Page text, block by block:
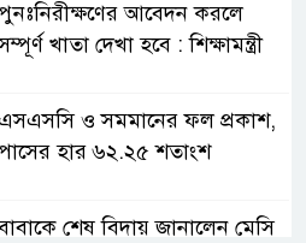
আবেদন করলে
খাতা দেখা হবে : শিক্ষামন্ত্রী
ও সমমানের ফল প্রকাশ,
হার ৬২.২৫ শতাংশ
শেষ বিদায় জানালেন মেসি